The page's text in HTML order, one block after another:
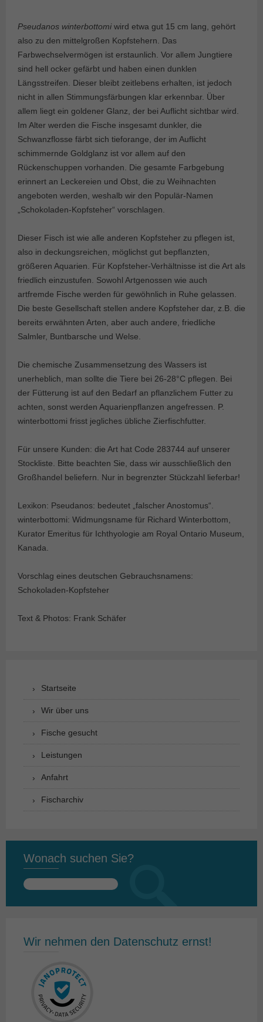
Pseudanos winterbottomiwird etwa gut 15 cm lang, gehört
also zu den mittelgroßen Kopfstehern. Das
Farbwechselvermögen ist erstaunlich. Vor allem Jungtiere
sind hell ocker gefärbt und haben einen dunklen
Längsstreifen. Dieser bleibt zeitlebens erhalten, ist jedoch
nicht in allen Stimmungsfärbungen klar erkennbar. Über
allem liegt ein goldener Glanz, der bei Auflicht sichtbar wird.
Im Alter werden die Fische insgesamt dunkler, die
Schwanzflosse färbt sich tieforange, der im Auflicht
schimmernde Goldglanz ist vor allem auf den
Rückenschuppen vorhanden. Die gesamte Farbgebung
erinnert an Leckereien und Obst, die zu Weihnachten
angeboten werden, weshalb wir den Populär-Namen
„Schokoladen-Kopfsteher“ vorschlagen.
Dieser Fisch ist wie alle anderen Kopfsteher zu pflegen ist,
also in deckungsreichen, möglichst gut bepflanzten,
größeren Aquarien. Für Kopfsteher-Verhältnisse ist die Art als
friedlich einzustufen. Sowohl Artgenossen wie auch
artfremde Fische werden für gewöhnlich in Ruhe gelassen.
Die beste Gesellschaft stellen andere Kopfsteher dar, z.B. die
bereits erwähnten Arten, aber auch andere, friedliche
Salmler, Buntbarsche und Welse.
Die chemische Zusammensetzung des Wassers ist
unerheblich, man sollte die Tiere bei 26-28°C pflegen. Bei
der Fütterung ist auf den Bedarf an pflanzlichem Futter zu
achten, sonst werden Aquarienpflanzen angefressen. P.
winterbottomi frisst jegliches übliche Zierfischfutter.
Für unsere Kunden: die Art hat Code 283744 auf unserer
Stockliste. Bitte beachten Sie, dass wir ausschließlich den
Großhandel beliefern. Nur in begrenzter Stückzahl lieferbar!
Lexikon: Pseudanos: bedeutet „falscher Anostomus“.
winterbottomi: Widmungsname für Richard Winterbottom,
Kurator Emeritus für Ichthyologie am Royal Ontario Museum,
Kanada.
Vorschlag eines deutschen Gebrauchsnamens:
Schokoladen-Kopfsteher
Text & Photos: Frank Schäfer
Startseite
Wir über uns
Fische gesucht
Leistungen
Anfahrt
Fischarchiv
Wonach suchen Sie?
Suchen
Wir nehmen den Datenschutz ernst!